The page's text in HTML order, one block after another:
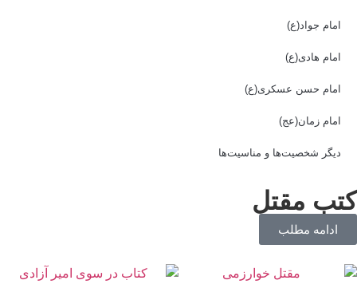
امام جواد(ع)
امام هادی(ع)
امام حسن عسکری(ع)
امام زمان(عج)
دیگر شخصیت‌ها و مناسیت‌ها
مقتل
ادامه مطلب